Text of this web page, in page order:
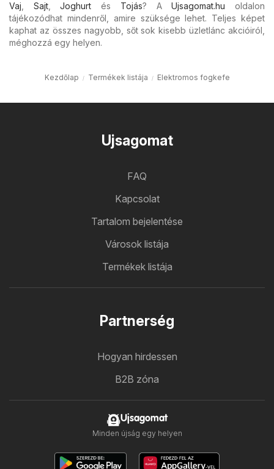
Vaj
Sajt,Joghurt és Tojás? AUjsagomat.hu oldalon
tájékozódhat mindenről, amire szüksége lehet. Teljes képet
kaphat az összes nagyobb, sőt sok kisebb üzletlánc akcióiról,
méghozzá egy helyen.
Kezdőlap Termékek listája Elektromos fogkefe
Ujsagomat
FAQ
Kapcsolat
Tartalom bejelentése
Városok listája
Termékek listája
Partnerség
Hogyan hirdessen
B2B zóna
Ujsagomat
Minden újság egy helyen